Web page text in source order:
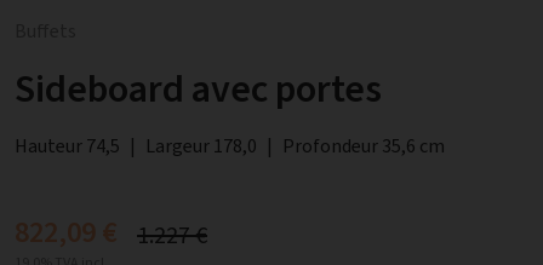
Sideboard avec portes
Hauteur 74,5 | Largeur 178,0 | Profondeur 35,6 cm
822,09 € 1.227 €